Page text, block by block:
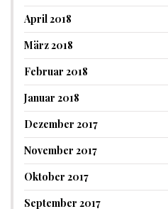
April 2018
März 2018
Februar 2018
Januar 2018
Dezember 2017
November 2017
Oktober 2017
September 2017